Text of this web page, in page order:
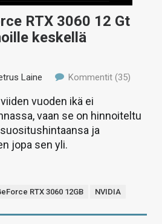
RTX 3060 12 Gt
keskellä
Laine Kommentit (35)
vuoden ikä ei
vaan se on hinnoiteltu
ja
jopa sen yli.
RTX 3060 12GB NVIDIA